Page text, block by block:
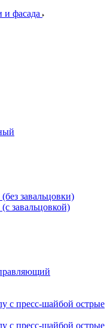
и фасада
завальцовки)
завальцовкой)
с пресс-шайбой острые
с пресс-шайбой острые